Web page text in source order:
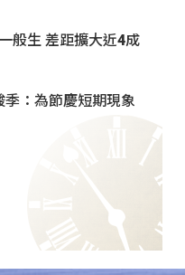
般生 差距擴大近4成
：為節慶短期現象